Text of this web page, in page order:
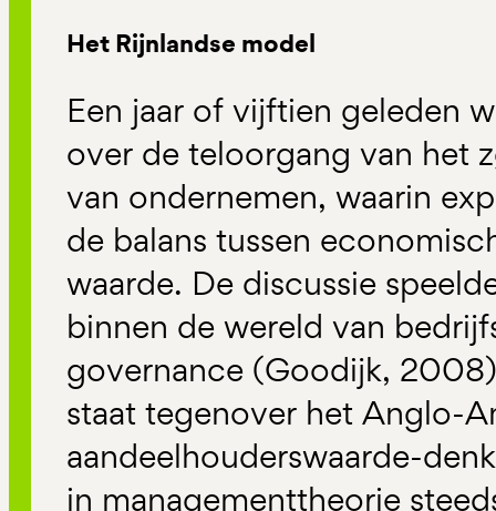
Het Rijnlandse model
Een jaar of vijftien geleden
over de teloorgang van het
van ondernemen, waarin
de balans tussen
waarde. De discussie
binnen de wereld van
governance (Goodijk,
staat tegenover het Anglo-
aandeelhouderswaarde-
in managementtheorie